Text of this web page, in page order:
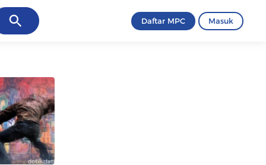
Daftar MPC Masuk